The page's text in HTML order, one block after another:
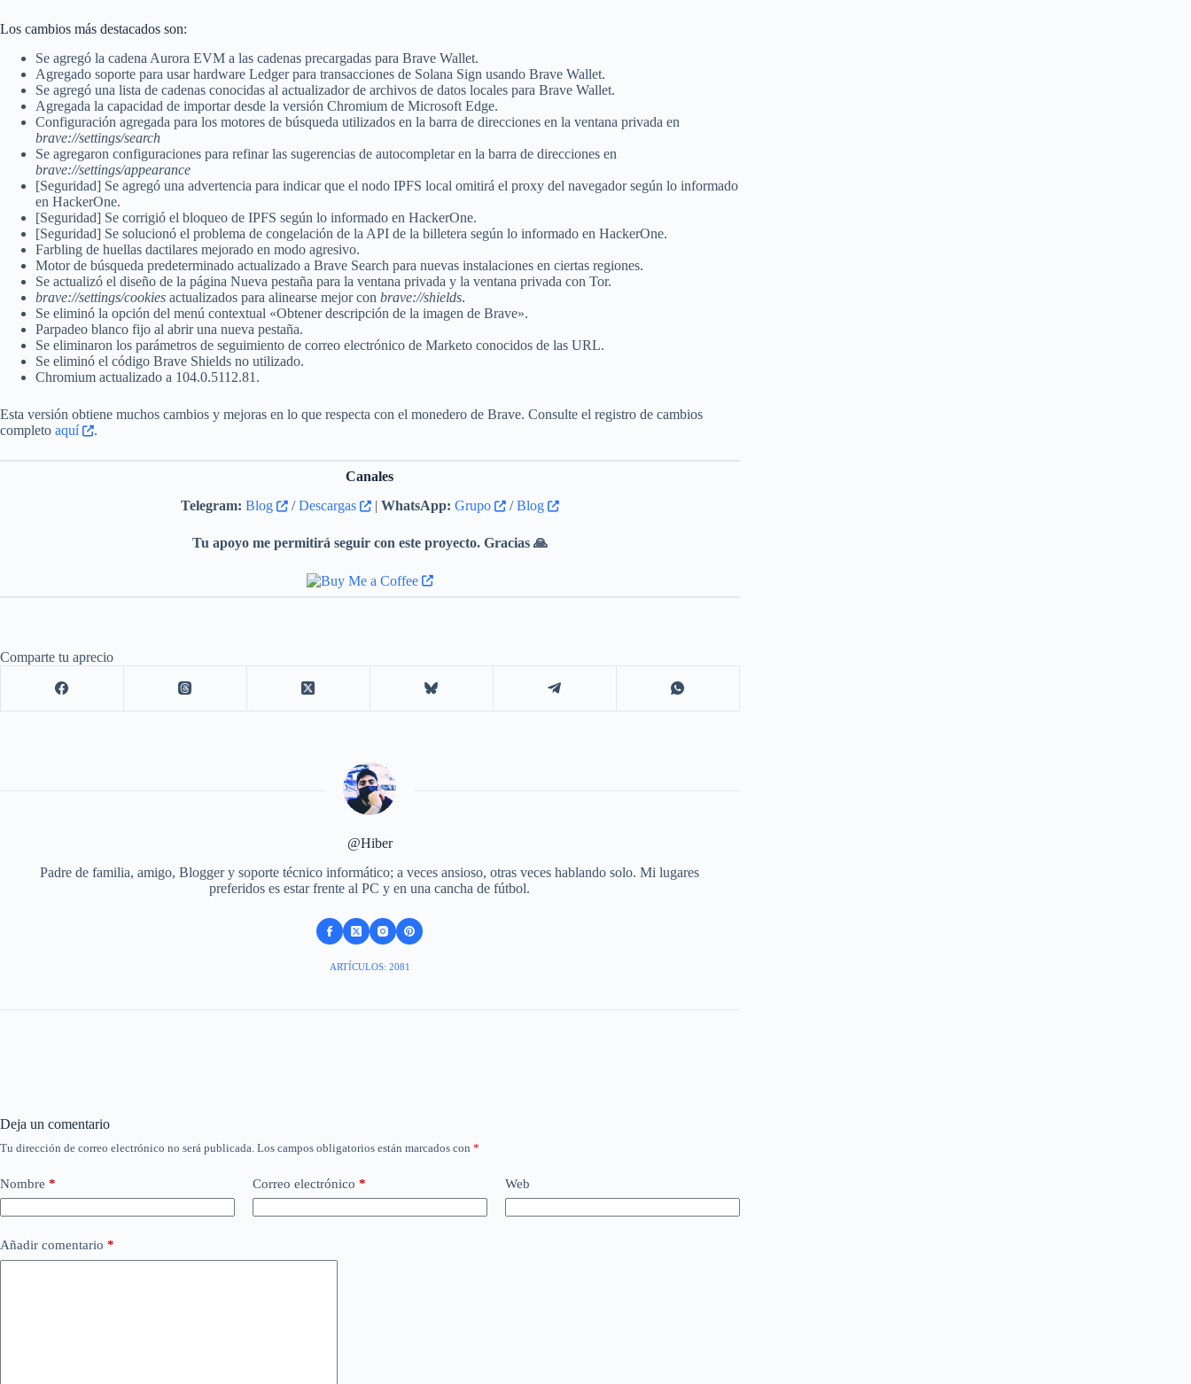
Los cambios más destacados son:
Se agregó la cadena Aurora EVM a las cadenas precargadas para Brave Wallet.
Agregado soporte para usar hardware Ledger para transacciones de Solana Sign usando Brave Wallet.
Se agregó una lista de cadenas conocidas al actualizador de archivos de datos locales para Brave Wallet.
Agregada la capacidad de importar desde la versión Chromium de Microsoft Edge.
Configuración agregada para los motores de búsqueda utilizados en la barra de direcciones en la ventana privada en
brave://settings/search
Se agregaron configuraciones para refinar las sugerencias de autocompletar en la barra de direcciones en
brave://settings/appearance
[Seguridad] Se agregó una advertencia para indicar que el nodo IPFS local omitirá el proxy del navegador según lo informado
en HackerOne.
[Seguridad] Se corrigió el bloqueo de IPFS según lo informado en HackerOne.
[Seguridad] Se solucionó el problema de congelación de la API de la billetera según lo informado en HackerOne.
Farbling de huellas dactilares mejorado en modo agresivo.
Motor de búsqueda predeterminado actualizado a Brave Search para nuevas instalaciones en ciertas regiones.
Se actualizó el diseño de la página Nueva pestaña para la ventana privada y la ventana privada con Tor.
brave://settings/cookies actualizados para alinearse mejor con brave://shields.
Se eliminó la opción del menú contextual «Obtener descripción de la imagen de Brave».
Parpadeo blanco fijo al abrir una nueva pestaña.
Se eliminaron los parámetros de seguimiento de correo electrónico de Marketo conocidos de las URL.
Se eliminó el código Brave Shields no utilizado.
Chromium actualizado a 104.0.5112.81.
Esta versión obtiene muchos cambios y mejoras en lo que respecta con el monedero de Brave. Consulte el registro de cambios
completo aquí .
Canales
Telegram: Blog /Descargas | WhatsApp: Grupo /Blog
Tu apoyo me permitirá seguir con este proyecto. Gracias 🙏
Comparte tu aprecio
@Hiber
Padre de familia, amigo, Blogger y soporte técnico informático; a veces ansioso, otras veces hablando solo. Mi lugares
preferidos es estar frente al PC y en una cancha de fútbol.
ARTÍCULOS: 2081
Deja un comentario
Tu dirección de correo electrónico no será publicada. Los campos obligatorios están marcados con *
Nombre * Correo electrónico * Web
Añadir comentario *